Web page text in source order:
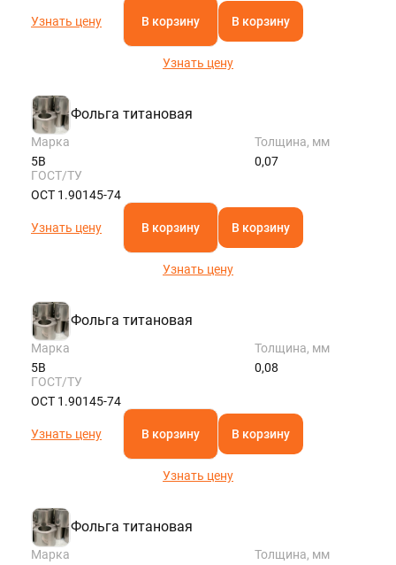
Узнать цену В корзину В корзину
Узнать цену
Фольга титановая
Марка
5В
Толщина, мм
0,07
ГОСТ/ТУ
ОСТ 1.90145-74
Узнать цену В корзину В корзину
Узнать цену
Фольга титановая
Марка
5В
Толщина, мм
0,08
ГОСТ/ТУ
ОСТ 1.90145-74
Узнать цену В корзину В корзину
Узнать цену
Фольга титановая
Марка
Толщина, мм